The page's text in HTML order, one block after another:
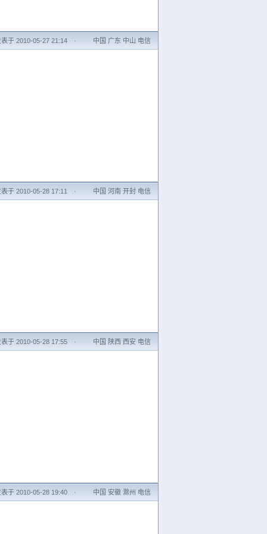
表于 2010-05-27 21:14 · 中国 广东 中山 电信
表于 2010-05-28 17:11 · 中国 河南 开封 电信
表于 2010-05-28 17:55 · 中国 陕西 西安 电信
表于 2010-05-28 19:40 · 中国 安徽 滁州 电信